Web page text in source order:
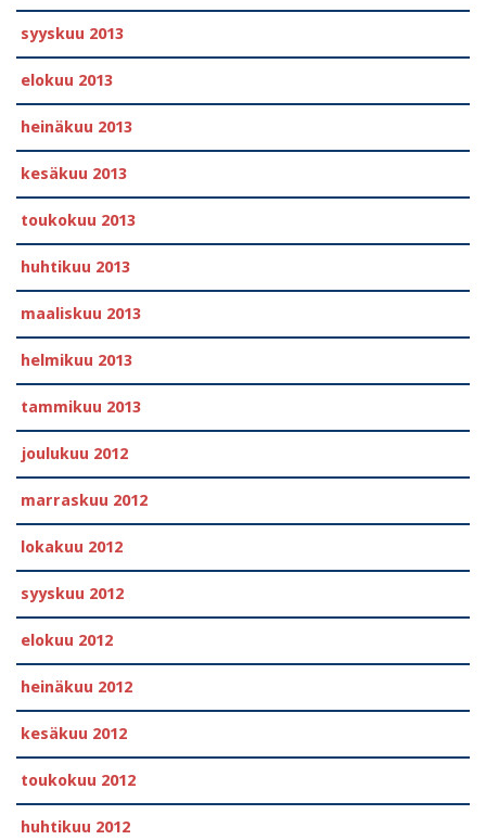
syyskuu 2013
elokuu 2013
heinäkuu 2013
kesäkuu 2013
toukokuu 2013
huhtikuu 2013
maaliskuu 2013
helmikuu 2013
tammikuu 2013
joulukuu 2012
marraskuu 2012
lokakuu 2012
syyskuu 2012
elokuu 2012
heinäkuu 2012
kesäkuu 2012
toukokuu 2012
huhtikuu 2012